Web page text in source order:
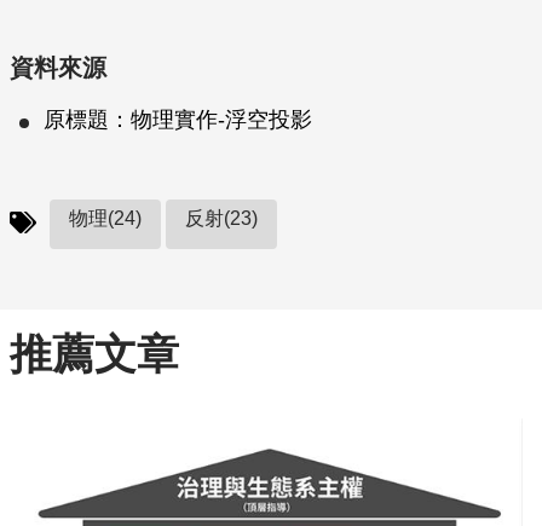
資料來源
原標題：物理實作-浮空投影
物理(24) 反射(23)
推薦文章